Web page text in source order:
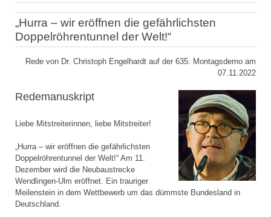
„Hurra – wir eröffnen die gefährlichsten
Doppelröhrentunnel der Welt!“
Rede von Dr. Christoph Engelhardt auf der 635. Montagsdemo am
07.11.2022
Redemanuskript
Liebe Mitstreiterinnen, liebe Mitstreiter!
„Hurra – wir eröffnen die gefährlichsten
Doppelröhrentunnel der Welt!“ Am 11.
Dezember wird die Neubaustrecke
Wendlingen-Ulm eröffnet. Ein trauriger
Meilenstein in dem Wettbewerb um das dümmste Bundesland in
Deutschland.